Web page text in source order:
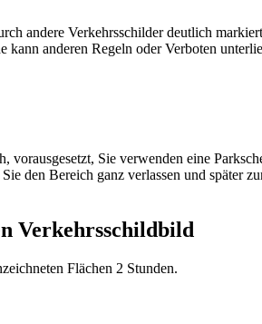
andere Verkehrsschilder deutlich
anderen Regeln oder Verboten
Sie verwenden eine
den Bereich ganz verlassen und später
Verkehrsschildbild
Flächen 2 Stunden.